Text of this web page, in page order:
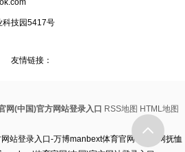
科技园5417号
友情链接：
网(中国)官方网站登录入口 RSS地图 HTML地图
站登录入口-万博manbext体育官网app官网抚恤